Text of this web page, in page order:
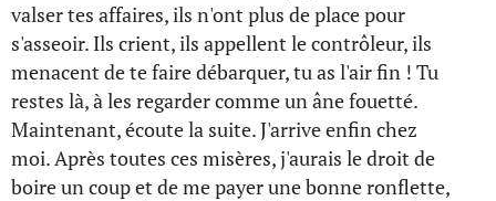
valser tes affaires, ils n'ont plus de place pour
s'asseoir. Ils crient, ils appellent le contrôleur, ils
menacent de te faire débarquer, tu as l'air fin ! Tu
restes là, à les regarder comme un âne fouetté.
Maintenant, écoute la suite. J'arrive enfin chez
moi. Après toutes ces misères, j'aurais le droit de
boire un coup et de me payer une bonne ronflette,